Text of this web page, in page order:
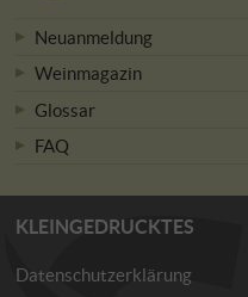
Neuanmeldung
Weinmagazin
Glossar
FAQ
KLEINGEDRUCKTES
Datenschutzerklärung